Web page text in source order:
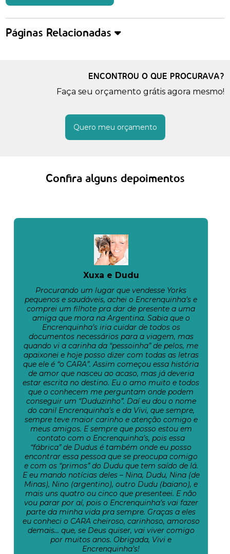
Páginas Relacionadas
ENCONTROU O QUE PROCURAVA?
Faça seu orçamento grátis agora mesmo!
Quero meu orçamento
Confira alguns depoimentos
Xuxa e Dudu
Procurando um lugar que vendesse Yorks
pequenos e saudáveis, achei o Encrenquinha’s e
comprei um filhote pra dar de presente a uma
amiga que mora na Argentina. Sabia que o
Encrenquinha’s iria cuidar de todos os
documentos necessários para a viagem, mas
quando vi a carinha da “pessoinha” de pelos, me
apaixonei e hoje posso dizer com todas as letras
que ele é “o CARA”. Assim começou essa história
de amor que nasceu ao acaso, mas já deveria
estar escrita no destino. Eu o amo muito e todos
que o conhecem me perguntam onde podem
conseguir um “Duduzinho”. Daí eu dou o nome
do canil Encrenquinha’s e da Vivi, que sempre,
sempre teve maior carinho e atenção comigo e
meus amigos. E sempre que posso estou em
contato com o Encrenquinha’s, pois essa
“fábrica” de Dudus é também onde eu posso
encontrar essa pessoa que se preocupa comigo
e com os “primos” do Dudu que tem saído de lá.
E eu mando notícias deles – Nina, Dudu, Nina (de
Minas), Nino (argentino), outro Dudu (baiano), e
mais uns quatro ou cinco que presenteei. E não
vou parar por aí, pois o Encrenquinha’s vai fazer
parte da minha vida pra sempre. Graças a eles
eu conheci o CARA cheiroso, carinhoso, amoroso
demais… que, se Deus quiser, vai viver comigo
por muitos anos. Obrigada, Vivi e
Encrenquinha’s!